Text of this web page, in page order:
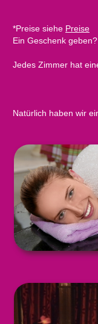
*Preise siehe Preise
Ein Geschenk
Jedes Zimmer hat
Natürlich haben wir